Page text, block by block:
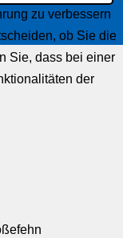
zu verbessern
ob Sie die
Sie, dass bei einer
der